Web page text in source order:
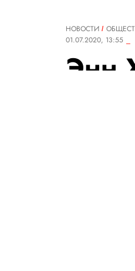
НОВОСТИ
01.07.2020, 13:55
Энн